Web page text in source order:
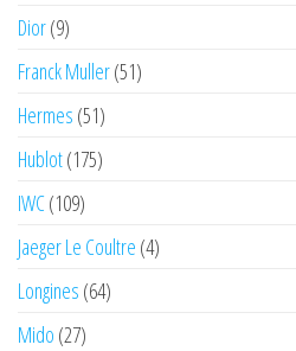
Dior(9)
Franck Muller(51)
Hermes (51)
Hublot(175)
IWC(109)
Jaeger Le Coultre (4)
Longines (64)
Mido (27)